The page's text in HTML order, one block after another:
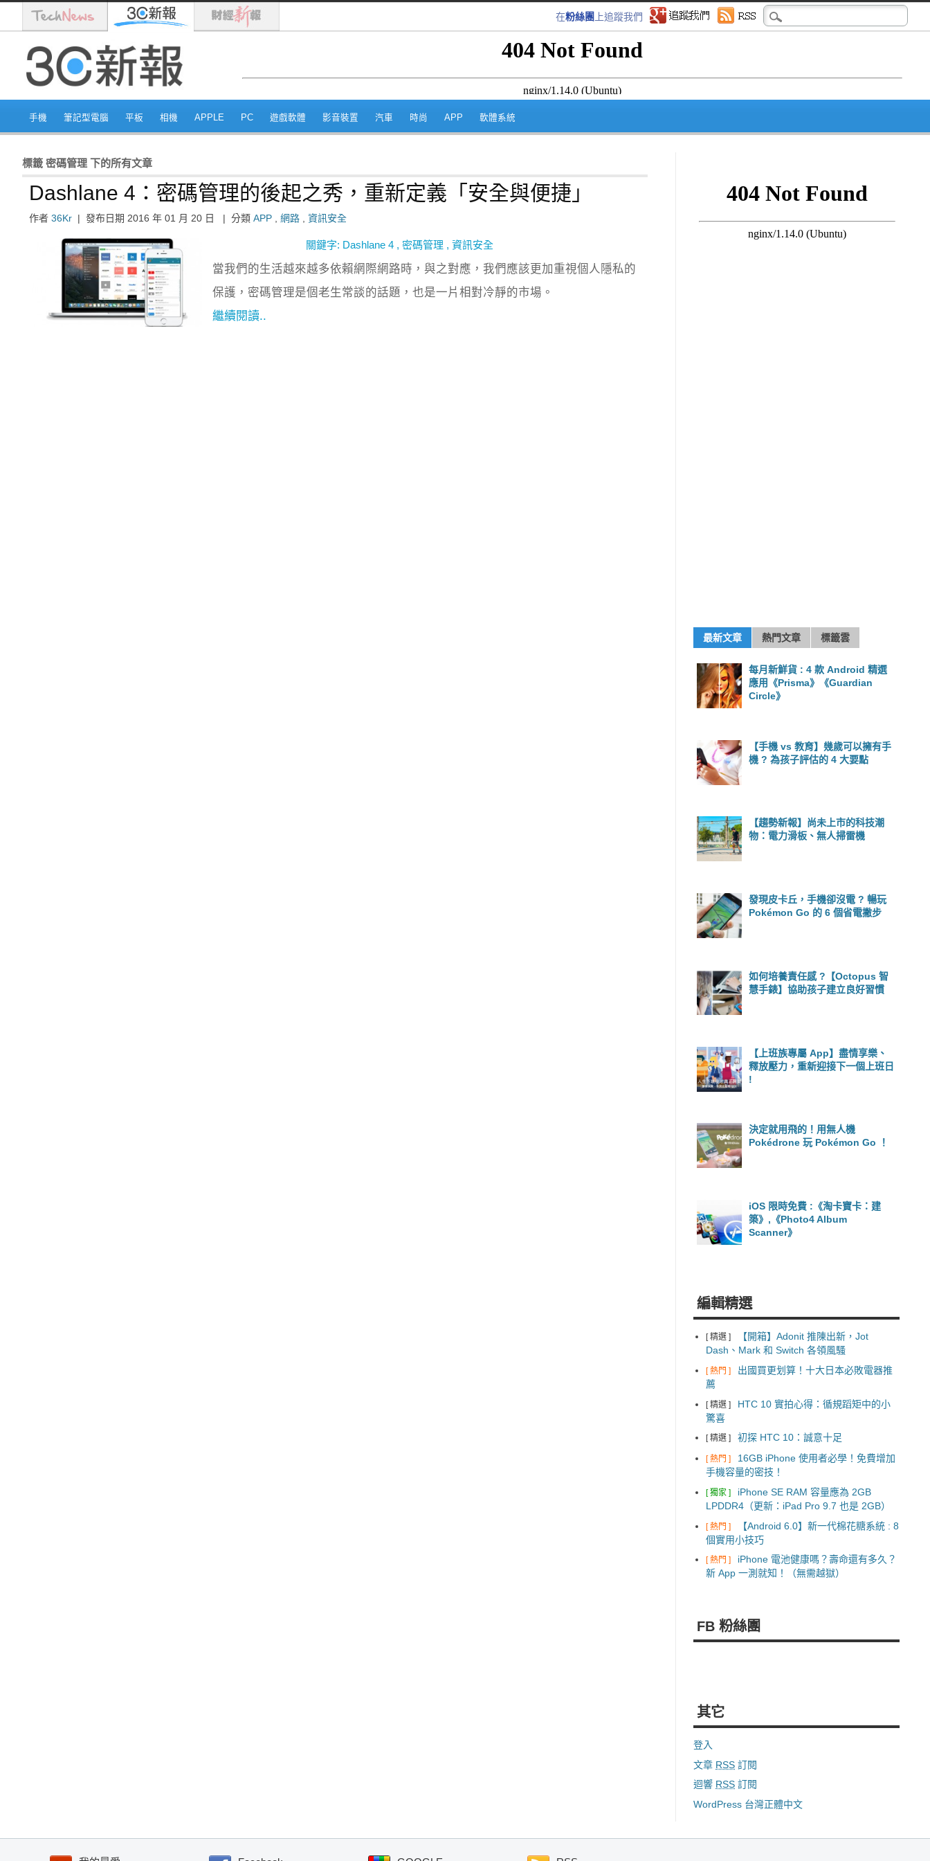
在粉絲團 上追蹤我們
跳至內容區
手機 筆記型電腦 平板 相機 APPLE PC 遊戲軟體 影音裝置 汽車 時尚 APP 軟體系統
標籤 密碼管理 下的所有文章
Dashlane 4：密碼管理的後起之秀，重新定義「安全與便捷」
作者 36Kr | 發布日期 2016 年 01 月 20 日 | 分類 APP 網路 資訊安全
關鍵字: Dashlane 4 , 密碼管理 , 資訊安全
當我們的生活越來越多依賴網際網路時，與之對應，我們應該更加重視個人隱私的
保護，密碼管理是個老生常談的話題，也是一片相對冷靜的市場。
繼續閱讀..
最新文章 熱門文章 標籤雲
每月新鮮貨 : 4 款 Android 精選
應用《Prisma》《Guardian
Circle》
【手機 vs 教育】幾歲可以擁有手
機 ? 為孩子評估的 4 大要點
【趨勢新報】尚未上市的科技潮
物：電力滑板、無人掃雷機
發現皮卡丘，手機卻沒電 ? 暢玩
Pokémon Go 的 6 個省電撇步
如何培養責任感 ?【Octopus 智
慧手錶】協助孩子建立良好習慣
【上班族專屬 App】盡情享樂、
釋放壓力，重新迎接下一個上班日
!
決定就用飛的！用無人機
Pokédrone 玩 Pokémon Go ！
iOS 限時免費 :《淘卡寶卡：建
築》,《Photo4 Album
Scanner》
編輯精選
[ 精選 ]
【開箱】Adonit 推陳出新，Jot
Dash、Mark 和 Switch 各領風騷
[ 熱門 ]
出國買更划算！十大日本必敗電器推
薦
[ 精選 ]
HTC 10 實拍心得：循規蹈矩中的小
驚喜
[ 精選 ] 初探 HTC 10：誠意十足
[ 熱門 ]
16GB iPhone 使用者必學！免費增加
手機容量的密技！
[ 獨家 ]
iPhone SE RAM 容量應為 2GB
LPDDR4（更新：iPad Pro 9.7 也是 2GB）
[ 熱門 ]
【Android 6.0】新一代棉花糖系統 : 8
個實用小技巧
[ 熱門 ]
iPhone 電池健康嗎？壽命還有多久？
新 App 一測就知！（無需越獄）
FB 粉絲團
其它
登入
文章 RSS 訂閱
迴響 RSS 訂閱
WordPress 台灣正體中文